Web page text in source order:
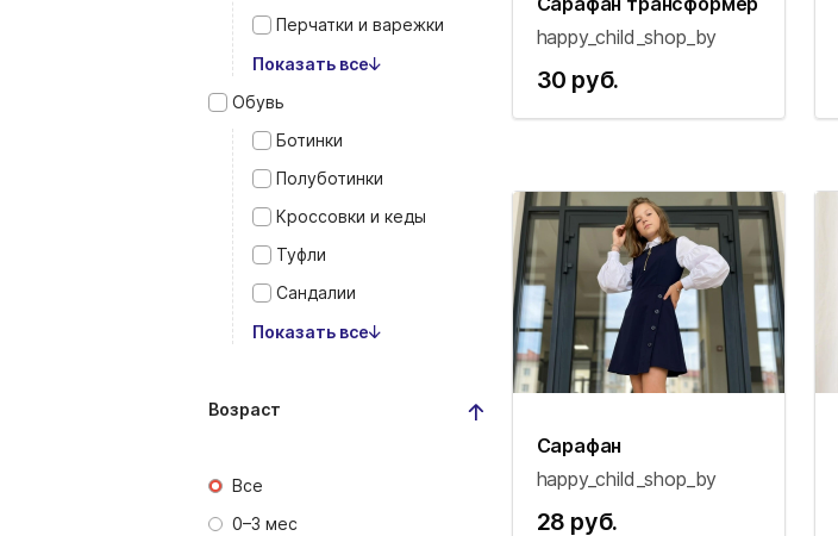
Перчатки и варежки
Показать все
Обувь
Ботинки
Полуботинки
Кроссовки и кеды
Туфли
Сандалии
Показать все
Возраст
Все
0–3 мес
happy_child_shop_by
30 руб.
Сарафан
happy_child_shop_by
28 руб.